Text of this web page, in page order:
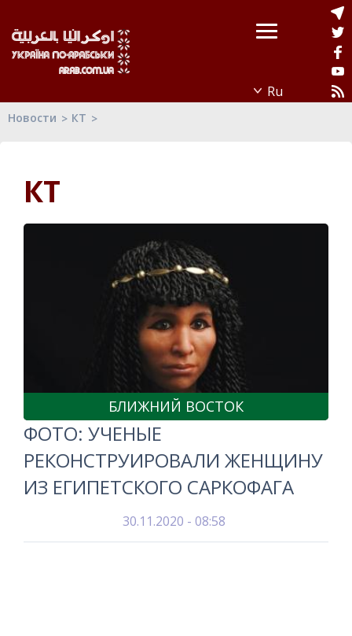
Новости КТ
КТ
БЛИЖНИЙ ВОСТОК
ФОТО: УЧЕНЫЕ
РЕКОНСТРУИРОВАЛИ ЖЕНЩИНУ
ИЗ ЕГИПЕТСКОГО САРКОФАГА
30.11.2020 - 08:58